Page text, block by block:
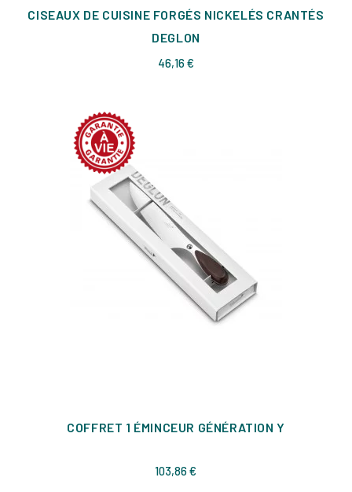
CISEAUX DE CUISINE FORGÉS NICKELÉS CRANTÉS
DEGLON
46,16 €
COFFRET 1 ÉMINCEUR GÉNÉRATION Y
103,86 €